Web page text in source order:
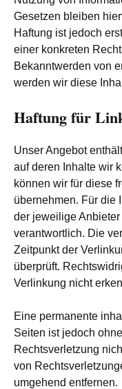
Gesetzen bleiben
Haftung ist jedoch
einer konkreten
Bekanntwerden von
werden wir diese
Haftung für
Unser Angebot
auf deren Inhalte wir
können wir für diese
übernehmen. Für die
der jeweilige
verantwortlich. Die
Zeitpunkt der
überprüft.
Verlinkung nicht
Eine permanente
Seiten ist jedoch
Rechtsverletzung
von
umgehend entfernen.